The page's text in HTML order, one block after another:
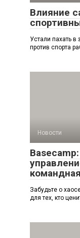
Влияние
Устали пахать в
против спорта
Новости
Забудьте о
для тех, кто